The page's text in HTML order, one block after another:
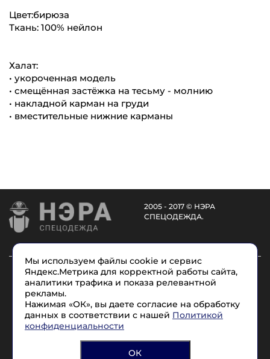
Цвет:бирюза
Ткань: 100% нейлон
Халат:
• укороченная модель
• смещённая застёжка на тесьму - молнию
• накладной карман на груди
• вместительные нижние карманы
2005 - 2017 © НЭРА
СПЕЦОДЕЖДА.
Каталог Услуги О компании
Доставка
Размеры
Условные обозначения Контакты
8 (965) 715-17-17
Согласие на обработку персональных данных
Мы используем файлы cookie и сервис
Яндекс.Метрика для корректной работы сайта,
аналитики трафика и показа релевантной
рекламы.
Нажимая «ОК», вы даете согласие на обработку
данных в соответствии с нашей Политикой
конфиденциальности
ОК